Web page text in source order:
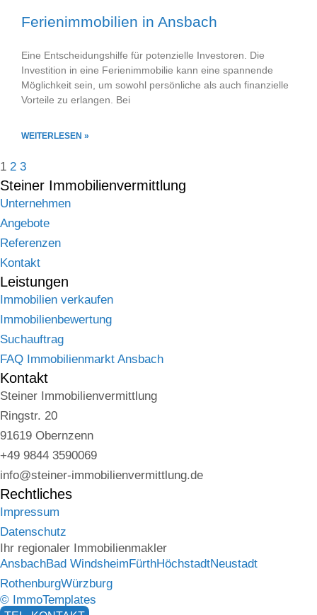
Ferienimmobilien in Ansbach
Eine Entscheidungshilfe für potenzielle Investoren​. Die
Investition in eine Ferienimmobilie kann eine spannende
Möglichkeit sein, um sowohl persönliche als auch finanzielle
Vorteile zu erlangen. Bei
WEITERLESEN »
1 2 3
Steiner Immobilienvermittlung
Unternehmen
Angebote
Referenzen
Kontakt
Leistungen
Immobilien verkaufen
Immobilienbewertung
Suchauftrag
FAQ Immobilienmarkt Ansbach
Kontakt
Steiner Immobilienvermittlung
Ringstr. 20
91619 Obernzenn
+49 9844 3590069
info@steiner-immobilienvermittlung.de
Rechtliches
Impressum
Datenschutz
Ihr regionaler Immobilienmakler
AnsbachBad WindsheimFürthHöchstadtNeustadt
RothenburgWürzburg
© ImmoTemplates